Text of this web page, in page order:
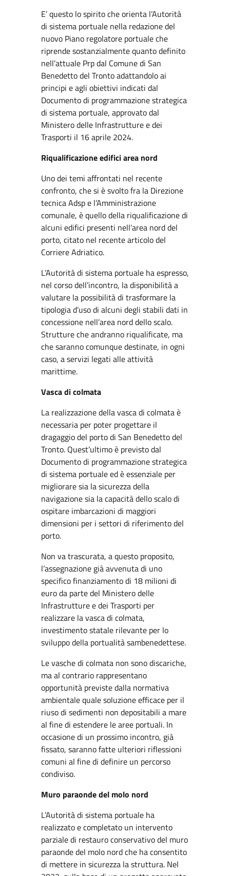
E’ questo lo spirito che orienta l’Autorità
di sistema portuale nella redazione del
nuovo Piano regolatore portuale che
riprende sostanzialmente quanto definito
nell’attuale Prp dal Comune di San
Benedetto del Tronto adattandolo ai
principi e agli obiettivi indicati dal
Documento di programmazione strategica
di sistema portuale, approvato dal
Ministero delle Infrastrutture e dei
Trasporti il 16 aprile 2024.
Riqualificazione edifici area nord
Uno dei temi affrontati nel recente
confronto, che si è svolto fra la Direzione
tecnica Adsp e l’Amministrazione
comunale, è quello della riqualificazione di
alcuni edifici presenti nell’area nord del
porto, citato nel recente articolo del
Corriere Adriatico.
L’Autorità di sistema portuale ha espresso,
nel corso dell’incontro, la disponibilità a
valutare la possibilità di trasformare la
tipologia d’uso di alcuni degli stabili dati in
concessione nell’area nord dello scalo.
Strutture che andranno riqualificate, ma
che saranno comunque destinate, in ogni
caso, a servizi legati alle attività
marittime.
Vasca di colmata
La realizzazione della vasca di colmata è
necessaria per poter progettare il
dragaggio del porto di San Benedetto del
Tronto. Quest’ultimo è previsto dal
Documento di programmazione strategica
di sistema portuale ed è essenziale per
migliorare sia la sicurezza della
navigazione sia la capacità dello scalo di
ospitare imbarcazioni di maggiori
dimensioni per i settori di riferimento del
porto.
Non va trascurata, a questo proposito,
l’assegnazione già avvenuta di uno
specifico finanziamento di 18 milioni di
euro da parte del Ministero delle
Infrastrutture e dei Trasporti per
realizzare la vasca di colmata,
investimento statale rilevante per lo
sviluppo della portualità sambenedettese.
Le vasche di colmata non sono discariche,
ma al contrario rappresentano
opportunità previste dalla normativa
ambientale quale soluzione efficace per il
riuso di sedimenti non depositabili a mare
al fine di estendere le aree portuali. In
occasione di un prossimo incontro, già
fissato, saranno fatte ulteriori riflessioni
comuni al fine di definire un percorso
condiviso.
Muro paraonde del molo nord
L’Autorità di sistema portuale ha
realizzato e completato un intervento
parziale di restauro conservativo del muro
paraonde del molo nord che ha consentito
di mettere in sicurezza la struttura. Nel